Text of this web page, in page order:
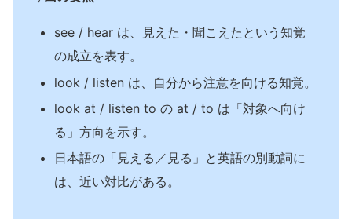
see / hear は、見えた・聞こえたという知覚
の成立を表す。
look / listen は、自分から注意を向ける知覚。
look at / listen to の at / to は「対象へ向け
る」方向を示す。
日本語の「見える／見る」と英語の別動詞に
は、近い対比がある。